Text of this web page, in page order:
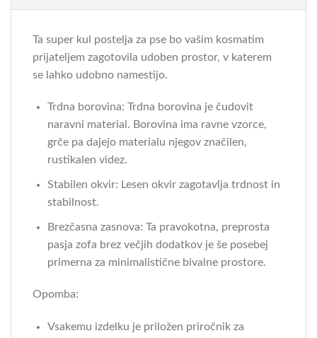
Ta super kul postelja za pse bo vašim kosmatim
prijateljem zagotovila udoben prostor, v katerem
se lahko udobno namestijo.
Trdna borovina: Trdna borovina je čudovit
naravni material. Borovina ima ravne vzorce,
grče pa dajejo materialu njegov značilen,
rustikalen videz.
Stabilen okvir: Lesen okvir zagotavlja trdnost in
stabilnost.
Brezčasna zasnova: Ta pravokotna, preprosta
pasja zofa brez večjih dodatkov je še posebej
primerna za minimalistične bivalne prostore.
Opomba:
Vsakemu izdelku je priložen priročnik za